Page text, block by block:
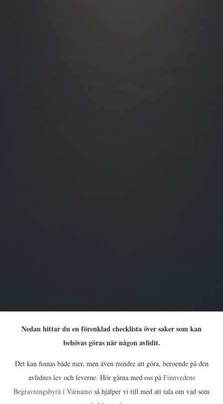
Nedan hittar du en förenklad checklista över saker som kan
behövas göras när någon avlidit.
Det kan finnas både mer, men även mindre att göra, beroende på den
avlidnes lev och leverne. Hör gärna med oss på Finnvedens
Begravningsbyrå i Värnamo så hjälper vi till med att tala om vad som